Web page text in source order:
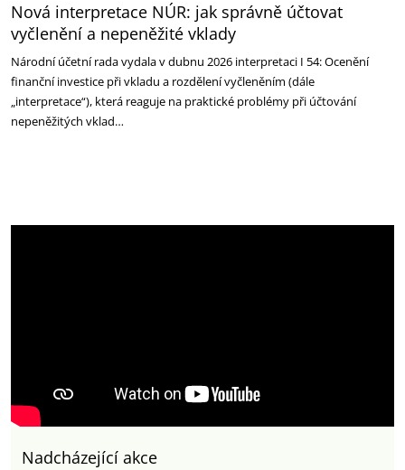
Nová interpretace NÚR: jak správně účtovat
vyčlenění a nepeněžité vklady
Národní účetní rada vydala v dubnu 2026 interpretaci I 54: Ocenění
finanční investice při vkladu a rozdělení vyčleněním (dále
„interpretace“), která reaguje na praktické problémy při účtování
nepeněžitých vklad…
Nadcházející akce